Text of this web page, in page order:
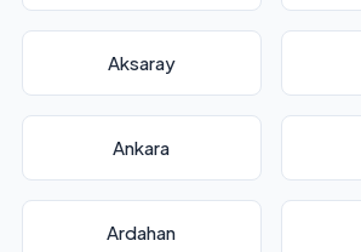
Aksaray
Ankara
Ardahan